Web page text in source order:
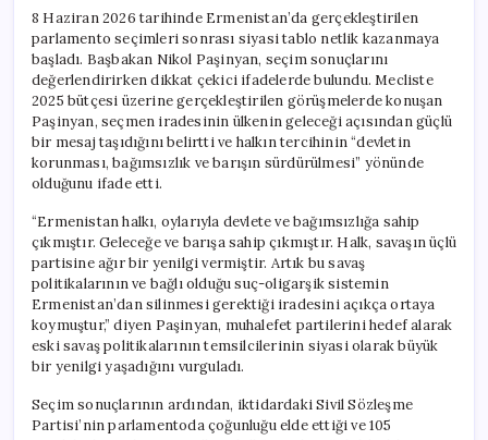
Halkın
Tercihini
Vurguladı
için
8 Haziran 2026 tarihinde Ermenistan’da gerçekleştirilen
parlamento seçimleri sonrası siyasi tablo netlik kazanmaya
başladı. Başbakan Nikol Paşinyan, seçim sonuçlarını
değerlendirirken dikkat çekici ifadelerde bulundu. Mecliste
2025 bütçesi üzerine gerçekleştirilen görüşmelerde konuşan
Paşinyan, seçmen iradesinin ülkenin geleceği açısından güçlü
bir mesaj taşıdığını belirtti ve halkın tercihinin “devletin
korunması, bağımsızlık ve barışın sürdürülmesi” yönünde
olduğunu ifade etti.
“Ermenistan halkı, oylarıyla devlete ve bağımsızlığa sahip
çıkmıştır. Geleceğe ve barışa sahip çıkmıştır. Halk, savaşın üçlü
partisine ağır bir yenilgi vermiştir. Artık bu savaş
politikalarının ve bağlı olduğu suç-oligarşik sistemin
Ermenistan’dan silinmesi gerektiği iradesini açıkça ortaya
koymuştur,” diyen Paşinyan, muhalefet partilerini hedef alarak
eski savaş politikalarının temsilcilerinin siyasi olarak büyük
bir yenilgi yaşadığını vurguladı.
Seçim sonuçlarının ardından, iktidardaki Sivil Sözleşme
Partisi’nin parlamentoda çoğunluğu elde ettiği ve 105